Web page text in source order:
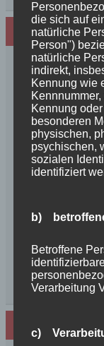
Neues von den
Frohe
Herzlichen
Unsere
geboren++
Lilly´s
Unsere
Urlaubsgrüße
Archiv
die sich auf
natürliche
Person")
natürliche
indirekt,
Kennung wie
Kennung
besonderen
physischen,
psychischen,
sozialen
identifiziert
b)
Betroffene
Verarbeitung
c)